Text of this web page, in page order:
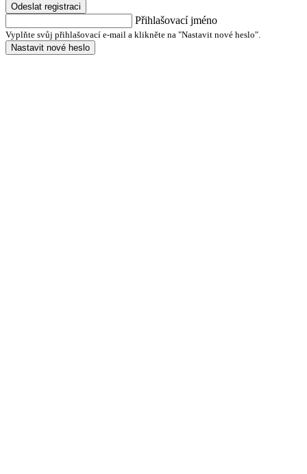
Odeslat registraci
Přihlašovací jméno
Vyplňte svůj přihlašovací e-mail a klikněte na "Nastavit nové heslo".
Nastavit nové heslo